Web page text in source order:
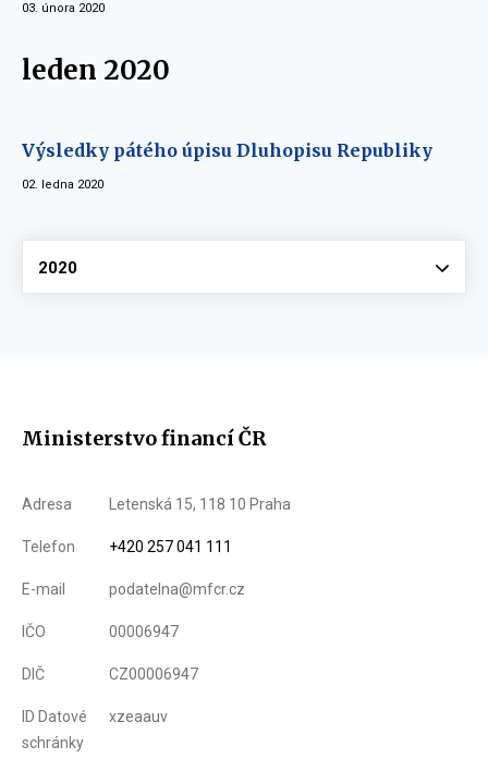
03. února 2020
leden 2020
Výsledky pátého úpisu Dluhopisu Republiky
02. ledna 2020
Vyberte
2020
Ministerstvo financí ČR
Adresa Letenská 15, 118 10 Praha
Telefon +420 257 041 111
E-mail podatelna@mfcr.cz
IČO 00006947
DIČ CZ00006947
ID Datové
schránky
xzeaauv